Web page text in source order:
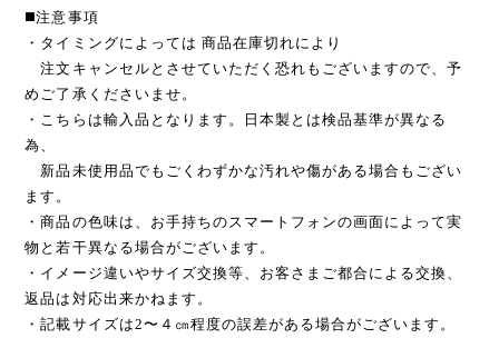
◼️注意事項
・タイミングによっては 商品在庫切れにより
注文キャンセルとさせていただく恐れもございますので、予
めご了承くださいませ。
・こちらは輸入品となります。日本製とは検品基準が異なる
為、
新品未使用品でもごくわずかな汚れや傷がある場合もござい
ます。
・商品の色味は、お手持ちのスマートフォンの画面によって実
物と若干異なる場合がございます。
・イメージ違いやサイズ交換等、お客さまご都合による交換、
返品は対応出来かねます。
・記載サイズは2〜４㎝程度の誤差がある場合がございます。